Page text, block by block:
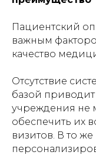
Пациентский
важным
качество
Отсутствие
базой
учреждения не
обеспечить их
визитов. В то